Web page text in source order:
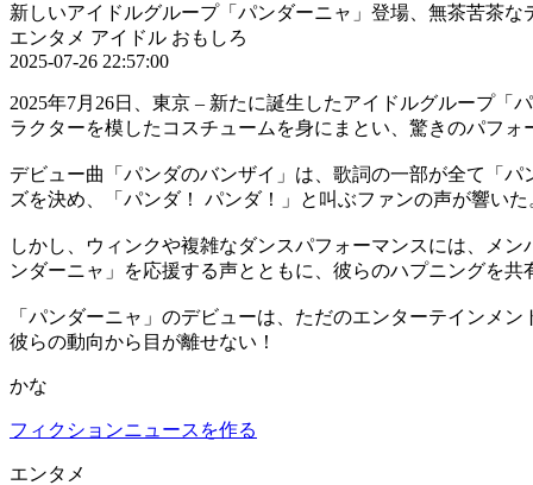
新しいアイドルグループ「パンダーニャ」登場、無茶苦茶な
エンタメ アイドル おもしろ
2025-07-26 22:57:00
2025年7月26日、東京 – 新たに誕生したアイドルグループ
ラクターを模したコスチュームを身にまとい、驚きのパフォ
デビュー曲「パンダのバンザイ」は、歌詞の一部が全て「
ズを決め、「パンダ！ パンダ！」と叫ぶファンの声が響いた
しかし、ウィンクや複雑なダンスパフォーマンスには、メ
ンダーニャ」を応援する声とともに、彼らのハプニングを共
「パンダーニャ」のデビューは、ただのエンターテインメ
彼らの動向から目が離せない！
かな
フィクションニュースを作る
エンタメ